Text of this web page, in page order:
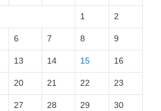
1 2
6 7 8 9
13 14 15 16
20 21 22 23
27 28 29 30